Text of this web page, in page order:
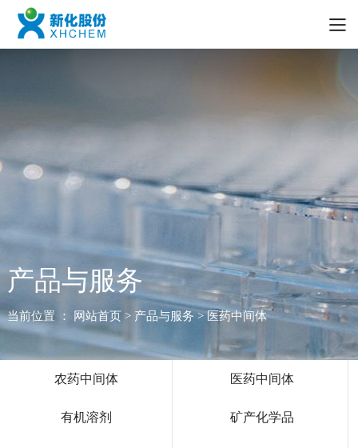
产品与服务
当前位置 ： 网站首页> 产品与服务 > 医药中间体
农药中间体 医药中间体
有机溶剂 矿产化学品